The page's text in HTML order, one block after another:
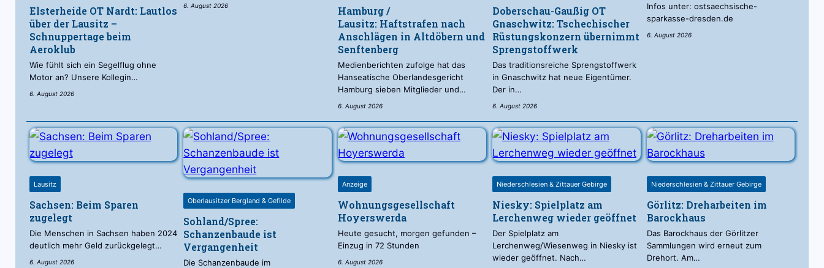
Elsterheide OT Nardt: Lautlos
über der Lausitz –
Schnuppertage beim
Aeroklub
Wie fühlt sich ein Segelflug ohne
Motor an? Unsere Kollegin…
6. August 2026
6. August 2026
Hamburg /
Lausitz: Haftstrafen nach
Anschlägen in Altdöbern und
Senftenberg
Medienberichten zufolge hat das
Hanseatische Oberlandesgericht
Hamburg sieben Mitglieder und…
6. August 2026
Doberschau-Gaußig OT
Gnaschwitz: Tschechischer
Rüstungskonzern übernimmt
Sprengstoffwerk
Das traditionsreiche Sprengstoffwerk
in Gnaschwitz hat neue Eigentümer.
Der in…
6. August 2026
Infos unter: ostsaechsische-
sparkasse-dresden.de
6. August 2026
Lausitz
Sachsen: Beim Sparen
zugelegt
Die Menschen in Sachsen haben 2024
deutlich mehr Geld zurückgelegt…
6. August 2026
Oberlausitzer Bergland & Gefilde
Sohland/Spree:
Schanzenbaude ist
Vergangenheit
Die Schanzenbaude im
Anzeige
Wohnungsgesellschaft
Hoyerswerda
Heute gesucht, morgen gefunden –
Einzug in 72 Stunden
6. August 2026
Niederschlesien & Zittauer Gebirge
Niesky: Spielplatz am
Lerchenweg wieder geöffnet
Der Spielplatz am
Lerchenweg/Wiesenweg in Niesky ist
wieder geöffnet. Nach…
Niederschlesien & Zittauer Gebirge
Görlitz: Dreharbeiten im
Barockhaus
Das Barockhaus der Görlitzer
Sammlungen wird erneut zum
Drehort. Am…